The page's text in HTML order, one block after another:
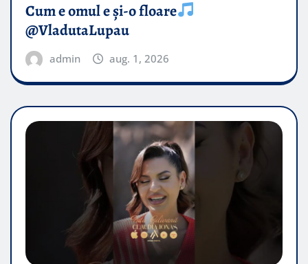
Cum e omul e și-o floare
@VladutaLupau
admin aug. 1, 2026